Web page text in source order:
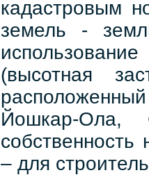
кадастровым
земель -
(высотная
Йошкар-Ола,
собственность
– для